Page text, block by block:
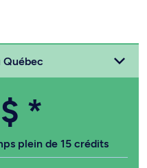
Québec
*
plein de 15 crédits